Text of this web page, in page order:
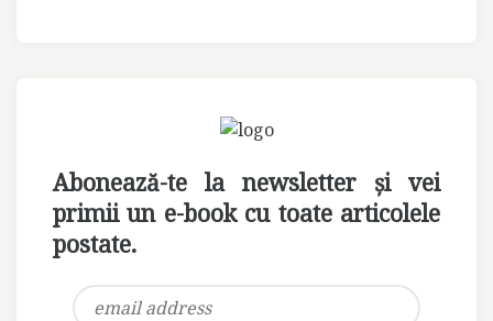
Abonează-te la newsletter și vei
primii un e-book cu toate articolele
postate.